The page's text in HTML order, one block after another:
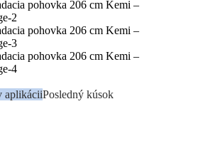
aplikáciiPosledný kúsok